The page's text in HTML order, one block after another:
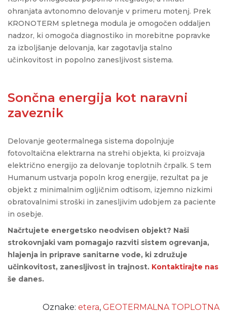
ohranjata avtonomno delovanje v primeru motenj. Prek
KRONOTERM spletnega modula je omogočen oddaljen
nadzor, ki omogoča diagnostiko in morebitne popravke
za izboljšanje delovanja, kar zagotavlja stalno
učinkovitost in popolno zanesljivost sistema.
Sončna energija kot naravni
zaveznik
Delovanje geotermalnega sistema dopolnjuje
fotovoltaična elektrarna na strehi objekta, ki proizvaja
električno energijo za delovanje toplotnih črpalk. S tem
Humanum ustvarja popoln krog energije, rezultat pa je
objekt z minimalnim ogljičnim odtisom, izjemno nizkimi
obratovalnimi stroški in zanesljivim udobjem za paciente
in osebje.
Načrtujete energetsko neodvisen objekt? Naši
strokovnjaki vam pomagajo razviti sistem ogrevanja,
hlajenja in priprave sanitarne vode, ki združuje
učinkovitost, zanesljivost in trajnost. Kontaktirajte nas
še danes.
Oznake: etera, GEOTERMALNA TOPLOTNA